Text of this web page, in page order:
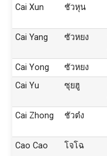
Cai Xun ชัวหุน
Cai Yang ซัวหยง
Cai Yong ซัวหยง
Cai Yu
ซุยฮู
Cai Zhong ชัวต๋ง
Cao Cao โจโฉ